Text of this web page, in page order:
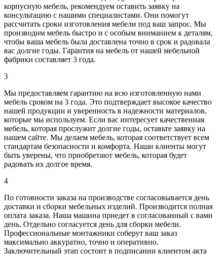
корпусную мебель, рекомендуем оставить заявку на
консультацию с нашими специалистами. Они помогут
рассчитать сроки изготовления мебели под ваш запрос. Мы
производим мебель быстро и с особым вниманием к деталям,
чтобы ваша мебель была доставлена точно в срок и радовала
вас долгие годы. Гарантия на мебель от нашей мебельной
фабрики составляет 3 года.
3
Мы предоставляем гарантию на всю изготовленную нами
мебель сроком на 3 года. Это подтверждает высокое качество
нашей продукции и уверенность в надежности материалов,
которые мы используем. Если вас интересует качественная
мебель, которая прослужит долгие годы, оставьте заявку на
нашем сайте. Мы делаем мебель, которая соответствует всем
стандартам безопасности и комфорта. Наши клиенты могут
быть уверены, что приобретают мебель, которая будет
радовать их долгое время.
4
По готовности заказа на производстве согласовывается день
доставки и сборки мебельных изделий. Производится полная
оплата заказа. Наша машина приедет в согласованный с вами
день. Отдельно согласуется день для сборки мебели.
Профессиональные монтажники соберут ваш заказ
максимально аккуратно, точно и оперативно.
Заключительный этап состоит в подписании клиентом акта